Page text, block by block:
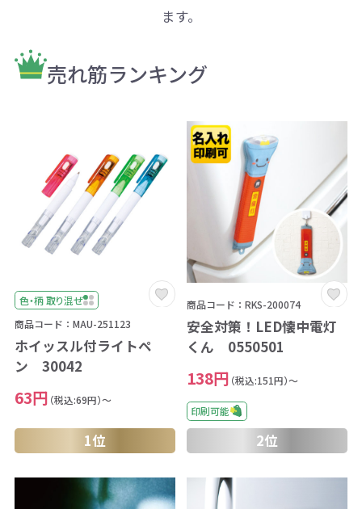
ます。
売れ筋ランキング
色・柄 取り混ぜ
商品コード：MAU-251123
ホイッスル付ライトペ
ン 30042
63円 （税込:69円）～
1位
商品コード：RKS-200074
安全対策！LED懐中電灯
くん 0550501
138円 （税込:151円）～
印刷可能
2位